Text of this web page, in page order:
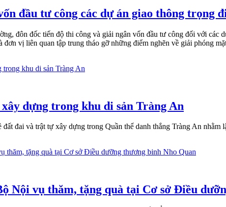
đầu tư công các dự án giao thông trọng
đôn đốc tiến độ thi công và giải ngân vốn đầu tư công đối với
vị liên quan tập trung tháo gỡ những điểm nghẽn về giải phóng
dựng trong khu di sản Tràng An
đai và trật tự xây dựng trong Quần thể danh thắng Tràng An
Nội vụ thăm, tặng quà tại Cơ sở Điều